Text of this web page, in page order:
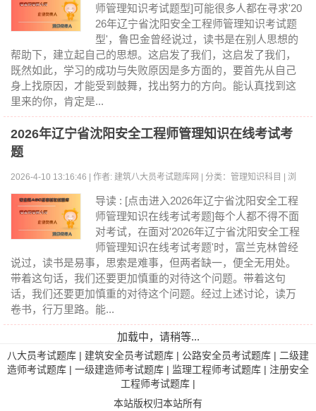
师管理知识考试题型]可能很多人都在寻求'20
26年辽宁省沈阳安全工程师管理知识考试题
型'，鲁巴金曾经说过，读书是在别人思想的
帮助下，建立起自己的思想。这启发了我们，这启发了我们，
既然如此，学习的成功与失败原因是多方面的，要首先从自己
身上找原因，才能受到鼓舞，找出努力的方向。能认真找到这
里来的你，肯定是...
2026年辽宁省沈阳安全工程师管理知识在线考试考
题
2026-4-10 13:16:46 | 作者: 建筑八大员考试题库网 | 分类：管理知识科目 | 浏
览:0
导读 : [点击进入2026年辽宁省沈阳安全工程
师管理知识在线考试考题]每个人都不得不面
对考试，在面对'2026年辽宁省沈阳安全工程
师管理知识在线考试考题'时，富兰克林曾经
说过，读书是易事，思索是难事，但两者缺一，便全无用处。
带着这句话，我们还要更加慎重的对待这个问题。带着这句
话，我们还要更加慎重的对待这个问题。经过上述讨论，读万
卷书，行万里路。能...
加载中，请稍等...
八大员考试题库 | 建筑安全员考试题库 | 公路安全员考试题库 | 二级建
造师考试题库 | 一级建造师考试题库 | 监理工程师考试题库 | 注册安全
工程师考试题库 |
本站版权归本站所有